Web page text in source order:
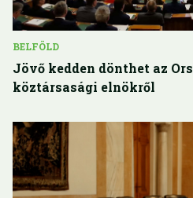
BELFÖLD
Jövő kedden dönthet az
köztársasági elnökről